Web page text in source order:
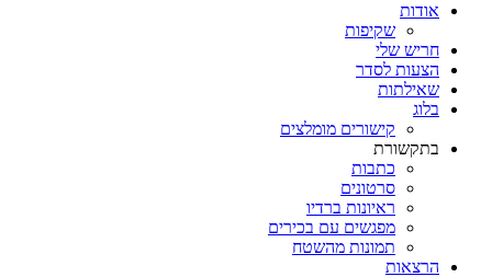
אודות
שקיפות
חריש שלי
הצעות לסדר
שאילתות
בלוג
קישורים מומלצים
בתקשורת
כתבות
סרטונים
ראיונות ברדיו
מפגשים עם בכירים
תמונות מהשטח
הרצאות